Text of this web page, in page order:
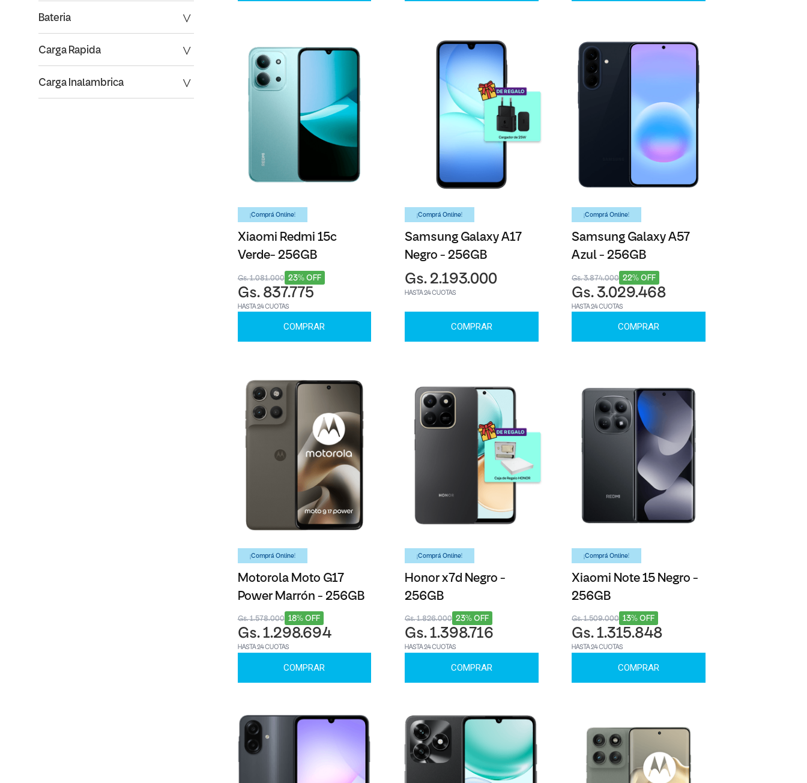
Carga Rapida
Carga Inalambrica
Bateria
¡Comprá Online!
Xiaomi Redmi 15c
Verde- 256GB
23% OFF
Gs. 1.081.000
Gs. 837.775
HASTA 24 CUOTAS
COMPRAR
¡Comprá Online!
Samsung Galaxy A17
Negro - 256GB
Gs. 2.193.000
HASTA 24 CUOTAS
COMPRAR
¡Comprá Online!
Samsung Galaxy A57
Azul - 256GB
22% OFF
Gs. 3.874.000
Gs. 3.029.468
HASTA 24 CUOTAS
COMPRAR
¡Comprá Online!
Motorola Moto G17
Power Marrón - 256GB
18% OFF
Gs. 1.578.000
Gs. 1.298.694
HASTA 24 CUOTAS
COMPRAR
¡Comprá Online!
Honor x7d Negro -
256GB
23% OFF
Gs. 1.826.000
Gs. 1.398.716
HASTA 24 CUOTAS
COMPRAR
¡Comprá Online!
Xiaomi Note 15 Negro -
256GB
13% OFF
Gs. 1.509.000
Gs. 1.315.848
HASTA 24 CUOTAS
COMPRAR